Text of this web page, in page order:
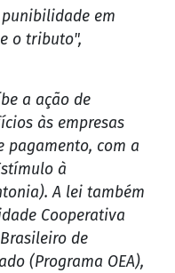
em
o tributo",
a ação de
às empresas
pagamento, com a
à
A lei também
Cooperativa
de
(Programa OEA),